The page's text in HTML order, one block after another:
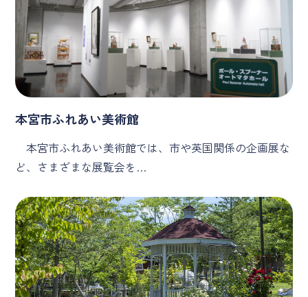
本宮市ふれあい美術館
本宮市ふれあい美術館では、市や英国関係の企画展な
ど、さまざまな展覧会を…